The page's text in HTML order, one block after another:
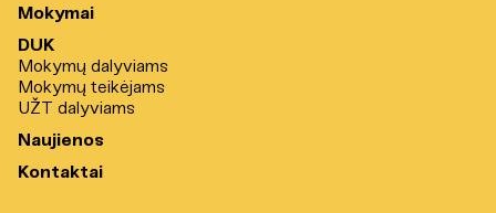
Mokymai
DUK
Mokymų dalyviams
Mokymų teikėjams
UŽT dalyviams
Naujienos
Kontaktai